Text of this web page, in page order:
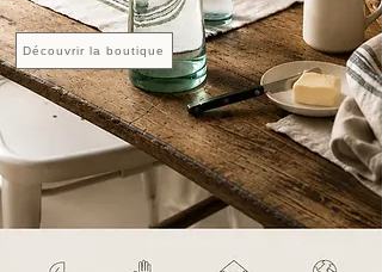
Découvrir la boutique